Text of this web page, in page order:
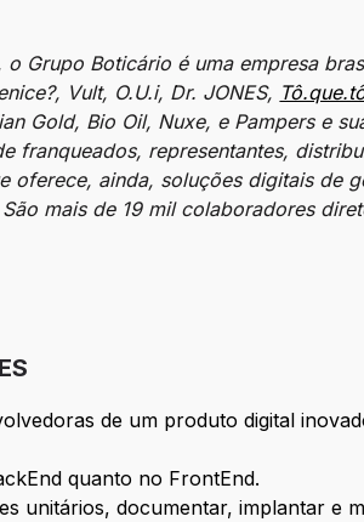
Grupo Boticário é uma empresa
Vult, O.U.i, Dr. JONES,
Gold, Bio Oil, Nuxe, e Pampers e
franqueados, representantes,
oferece, ainda, soluções digitais de
mais de 19 mil colaboradores
de um produto digital
quanto no FrontEnd.
unitários, documentar, implantar e